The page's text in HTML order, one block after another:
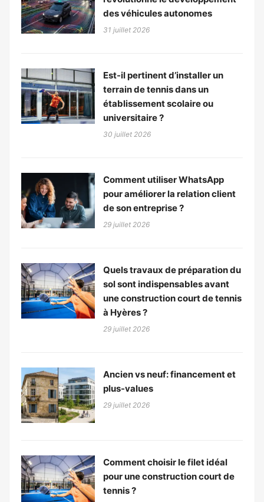
des véhicules autonomes
31 juillet 2026
Est-il pertinent d’installer un
terrain de tennis dans un
établissement scolaire ou
universitaire ?
30 juillet 2026
Comment utiliser WhatsApp
pour améliorer la relation client
de son entreprise ?
29 juillet 2026
Quels travaux de préparation du
sol sont indispensables avant
une construction court de tennis
à Hyères ?
29 juillet 2026
Ancien vs neuf: financement et
plus-values
29 juillet 2026
Comment choisir le filet idéal
pour une construction court de
tennis ?